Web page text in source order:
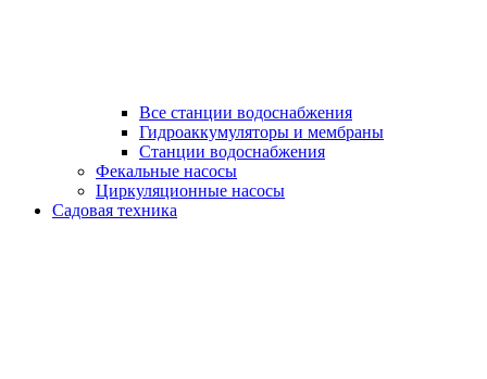
Все станции водоснабжения
Гидроаккумуляторы и мембраны
Станции водоснабжения
Фекальные насосы
Циркуляционные насосы
Садовая техника